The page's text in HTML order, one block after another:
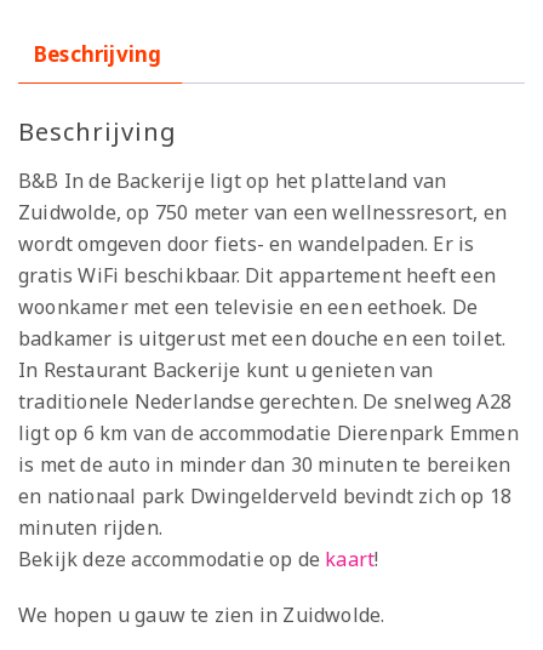
Beschrijving
Beschrijving
B&B In de Backerije ligt op het platteland van
Zuidwolde, op 750 meter van een wellnessresort, en
wordt omgeven door fiets- en wandelpaden. Er is
gratis WiFi beschikbaar. Dit appartement heeft een
woonkamer met een televisie en een eethoek. De
badkamer is uitgerust met een douche en een toilet.
In Restaurant Backerije kunt u genieten van
traditionele Nederlandse gerechten. De snelweg A28
ligt op 6 km van de accommodatie Dierenpark Emmen
is met de auto in minder dan 30 minuten te bereiken
en nationaal park Dwingelderveld bevindt zich op 18
minuten rijden.
Bekijk deze accommodatie op de kaart!
We hopen u gauw te zien in Zuidwolde.